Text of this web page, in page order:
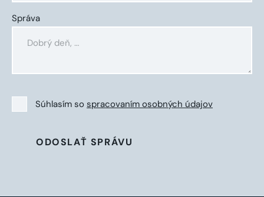
Správa
Súhlasím so spracovaním osobných údajov
ODOSLAŤ SPRÁVU